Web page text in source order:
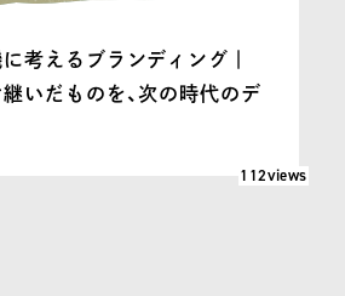
考えるブランディング｜
いだものを、次の時代のデ
閲覧数: 112
112views